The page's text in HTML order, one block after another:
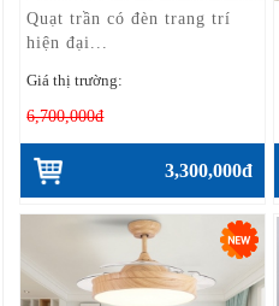
Quạt trần có đèn trang trí
hiện đại...
Giá thị trường:
6,700,000đ
3,300,000đ